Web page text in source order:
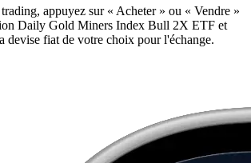
appuyez sur « Acheter » ou « Vendre »
Daily Gold Miners Index Bull 2X ETF et
devise fiat de votre choix pour l'échange.